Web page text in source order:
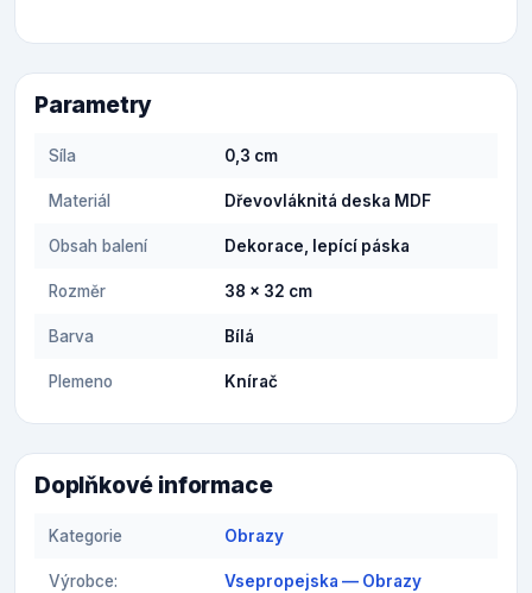
Parametry
Síla 0,3 cm
Materiál Dřevovláknitá deska MDF
Obsah balení Dekorace, lepící páska
Rozměr 38 x 32 cm
Barva Bílá
Plemeno Knírač
Doplňkové informace
Kategorie Obrazy
Výrobce:
Vsepropejska — Obrazy